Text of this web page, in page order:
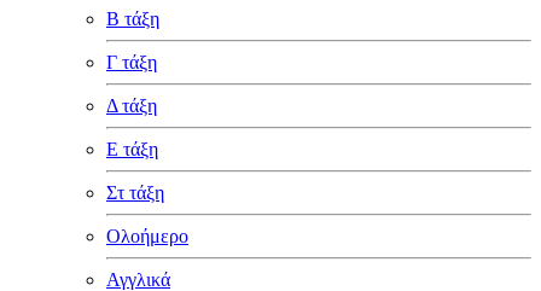
Β τάξη
Γ τάξη
Δ τάξη
Ε τάξη
Στ τάξη
Ολοήμερο
Αγγλικά